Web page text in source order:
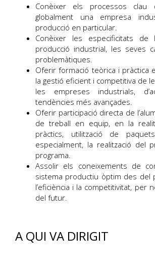
Conèixer els processos clau
globalment una empresa
producció en particular.
Conèixer les especificitats
producció industrial, les seves
problemàtiques.
Oferir formació teòrica i pràctica
la gestió eficient i competitiva de
les empreses industrials,
tendències més avançades.
Oferir participació directa de
de treball en equip, en la
pràctics, utilització de
especialment, la realització del
programa.
Assolir els coneixements de
sistema productiu òptim des del
l’eficiència i la competitivitat, per
del futur.
A QUI VA DIRIGIT